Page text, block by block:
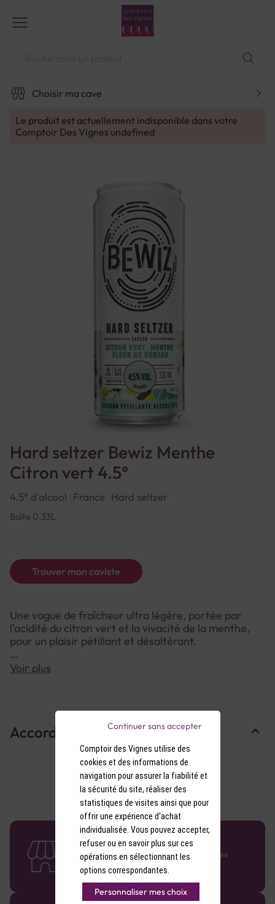
contenu
Choisir ma cave
Le produit est actuellement indisponible dans votre
Comptoir Des Vignes undefined
Hard seltzer Bewiz Menthe
Citron vert 4.5°
4.5° d'alcool France Hard seltzer
Boîte 0,33L
Trouver mon caviste
Une vague de fraîcheur ultra légère, portée par
l'acidité du citron vert et la vivacité de la menthe,
pour un plaisir pétillant et désaltérant.
Saveurs : Attaque vive et acidulée, dominée par le
citron vert. Bouche croquante et ultra
rafraîchissante, finale mentholée légère et
Voir plus
Accords Mets & Vins
58 caves en France
Retrouvez le réseau Comptoir des Vignes
partout en France !
Comptoir des Vignes utilise des
cookies et des informations de
navigation pour assurer la fiabilité et
la sécurité du site, réaliser des
statistiques de visites ainsi que pour
offrir une expérience d'achat
individualisée. Vous pouvez accepter,
refuser ou en savoir plus sur ces
opérations en sélectionnant les
options correspondantes.
Personnaliser mes choix
Continuer sans accepter